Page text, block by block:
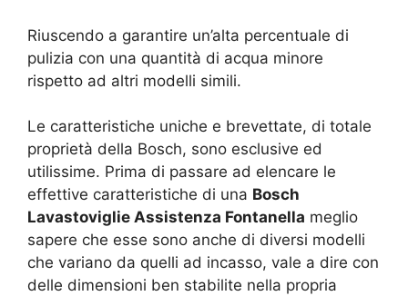
Riuscendo a garantire un’alta percentuale di
pulizia con una quantità di acqua minore
rispetto ad altri modelli simili.
Le caratteristiche uniche e brevettate, di totale
proprietà della Bosch, sono esclusive ed
utilissime. Prima di passare ad elencare le
effettive caratteristiche di una Bosch
Lavastoviglie Assistenza Fontanella meglio
sapere che esse sono anche di diversi modelli
che variano da quelli ad incasso, vale a dire con
delle dimensioni ben stabilite nella propria